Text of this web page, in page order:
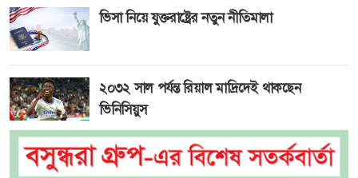
ভিসা নিয়ে যুক্তরাষ্ট্রের নতুন নীতিমালা
২০৩২ সাল পর্যন্ত রিয়াল মাদ্রিদেই থাকছেন
ভিনিসিয়ুস